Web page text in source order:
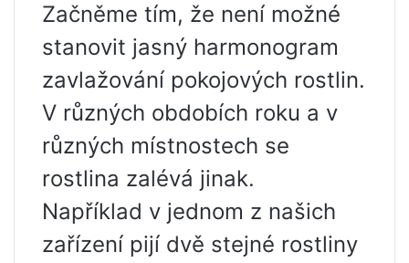
Začněme tím, že není možné
stanovit jasný harmonogram
zavlažování pokojových rostlin.
V různých obdobích roku a v
různých místnostech se
rostlina zalévá jinak.
Například v jednom z našich
zařízení pijí dvě stejné rostliny